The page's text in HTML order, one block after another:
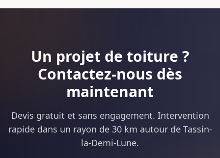
Un projet de toiture ?
Contactez-nous dès
maintenant
Devis gratuit et sans engagement. Intervention
rapide dans un rayon de 30 km autour de Tassin-
la-Demi-Lune.